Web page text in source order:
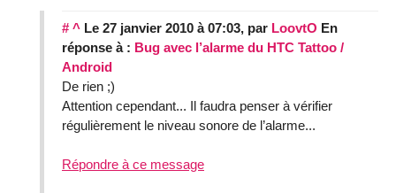
# ^ Le 27 janvier 2010 à 07:03, par LoovtO En
réponse à : Bug avec l’alarme du HTC Tattoo /
Android
De rien ;)
Attention cependant... Il faudra penser à vérifier
régulièrement le niveau sonore de l’alarme...
Répondre à ce message